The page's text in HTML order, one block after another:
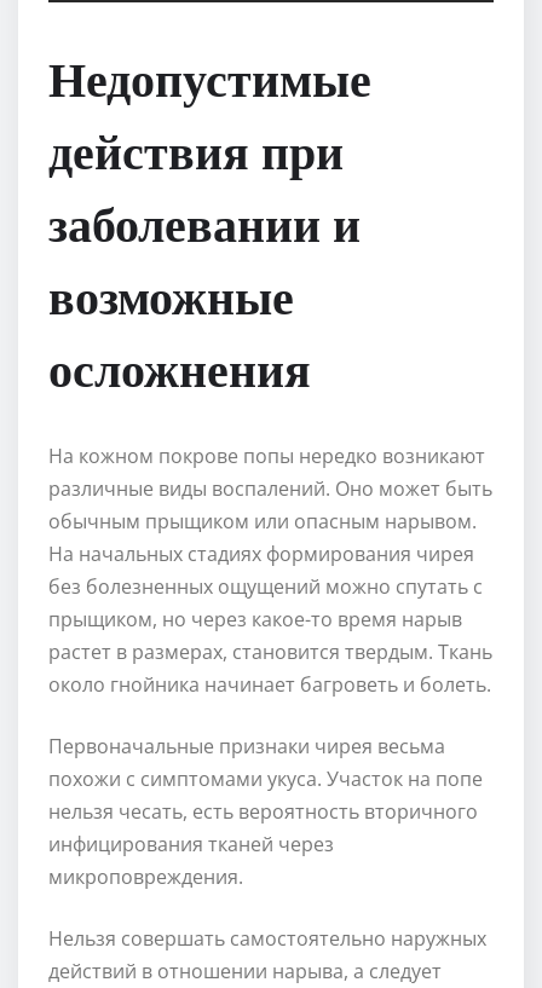
Недопустимые
действия при
заболевании и
возможные
осложнения
На кожном покрове попы нередко возникают
различные виды воспалений. Оно может быть
обычным прыщиком или опасным нарывом.
На начальных стадиях формирования чирея
без болезненных ощущений можно спутать с
прыщиком, но через какое-то время нарыв
растет в размерах, становится твердым. Ткань
около гнойника начинает багроветь и болеть.
Первоначальные признаки чирея весьма
похожи с симптомами укуса. Участок на попе
нельзя чесать, есть вероятность вторичного
инфицирования тканей через
микроповреждения.
Нельзя совершать самостоятельно наружных
действий в отношении нарыва, а следует